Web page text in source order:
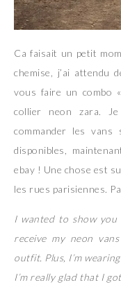
Ca faisait un petit
chemise, j’ai attendu
vous faire un combo «
collier neon zara.
commander les vans
disponibles,
ebay ! Une chose est
les rues parisiennes.
I wanted to show
receive my neon
outfit. Plus, I’m
I’m really glad that I